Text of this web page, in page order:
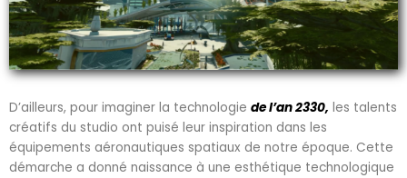
D’ailleurs, pour imaginer la technologie de l’an 2330, les talents
créatifs du studio ont puisé leur inspiration dans les
équipements aéronautiques spatiaux de notre époque. Cette
démarche a donné naissance à une esthétique technologique